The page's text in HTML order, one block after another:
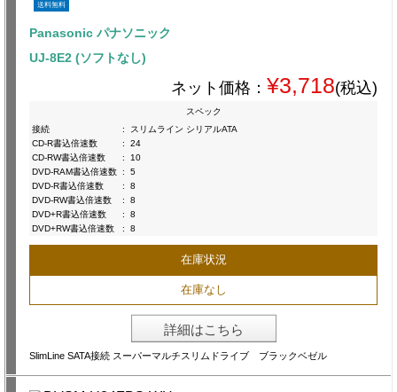
送料無料
Panasonic パナソニック
UJ-8E2 (ソフトなし)
ネット価格： ¥3,718(税込)
スペック
接続
:
スリムライン シリアルATA
CD-R書込倍速数
:
24
CD-RW書込倍速数
:
10
DVD-RAM書込倍速数 :
5
DVD-R書込倍速数
:
8
DVD-RW書込倍速数
:
8
DVD+R書込倍速数
:
8
DVD+RW書込倍速数
: 8
在庫状況
在庫なし
詳細はこちら
SlimLine SATA接続 スーパーマルチスリムドライブ ブラックベゼル